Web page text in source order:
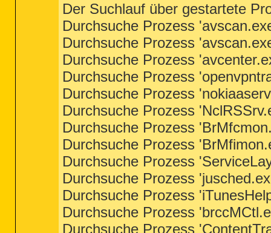
Der Suchlauf über gestartete
Durchsuche Prozess
Durchsuche Prozess
Durchsuche Prozess
Durchsuche Prozess
Durchsuche Prozess
Durchsuche Prozess
Durchsuche Prozess
Durchsuche Prozess
Durchsuche Prozess
Durchsuche Prozess
Durchsuche Prozess
Durchsuche Prozess
Durchsuche Prozess